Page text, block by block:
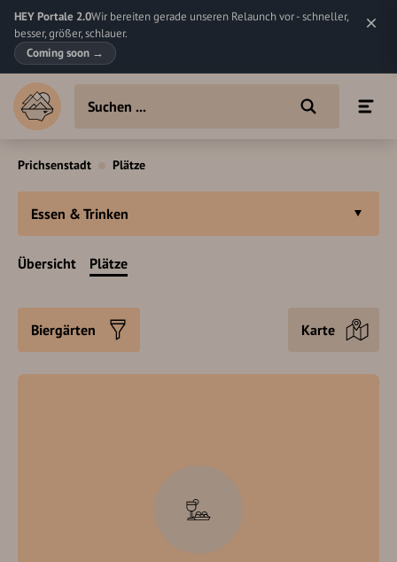
HEY Portale 2.0Wir bereiten gerade unseren Relaunch vor - schneller,
besser, größer, schlauer.
Coming soon →
Prichsenstadt Plätze
Essen & Trinken
Übersicht Plätze
Biergärten Karte